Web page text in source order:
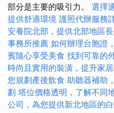
部分是主要的吸引力。 選擇
提供舒適環境 護照代辦服務
安養院北部，提供北部地區
事務所推薦 如何辦理台胞證
賓隨心享受美食 找到可靠的
時尚且實用的裝潢，提升家
您規劃產後飲食 助聽器補助
劃 塔位價格透明，了解不同
公司，為您提供新北地區的